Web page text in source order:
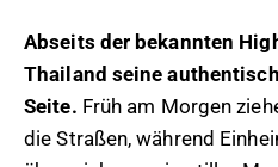
Abseits der bekannten
Thailand seine
Seite. Früh am Morgen
die Straßen, während